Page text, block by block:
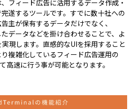
フィード広告に活用するデータ作成・
遂するツールです。すでに数十社への
主が保有するデータだけでなく、
データなどを掛け合わせることで、よ
現します。直感的なUIを採用すること
複雑化しているフィード広告運用の
高速に行う事が可能となります。